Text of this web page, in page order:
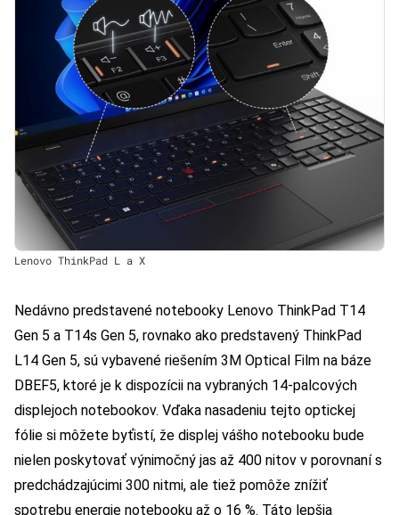
Lenovo ThinkPad L a X
Nedávno predstavené notebooky Lenovo ThinkPad T14
Gen 5 a T14s Gen 5, rovnako ako predstavený ThinkPad
L14 Gen 5, sú vybavené riešením 3M Optical Film na báze
DBEF5, ktoré je k dispozícii na vybraných 14-palcových
displejoch notebookov. Vďaka nasadeniu tejto optickej
fólie si môžete byťistí, že displej vášho notebooku bude
nielen poskytovať výnimočný jas až 400 nitov v porovnaní s
predchádzajúcimi 300 nitmi, ale tiež pomôže znížiť
spotrebu energie notebooku až o 16 %. Táto lepšia